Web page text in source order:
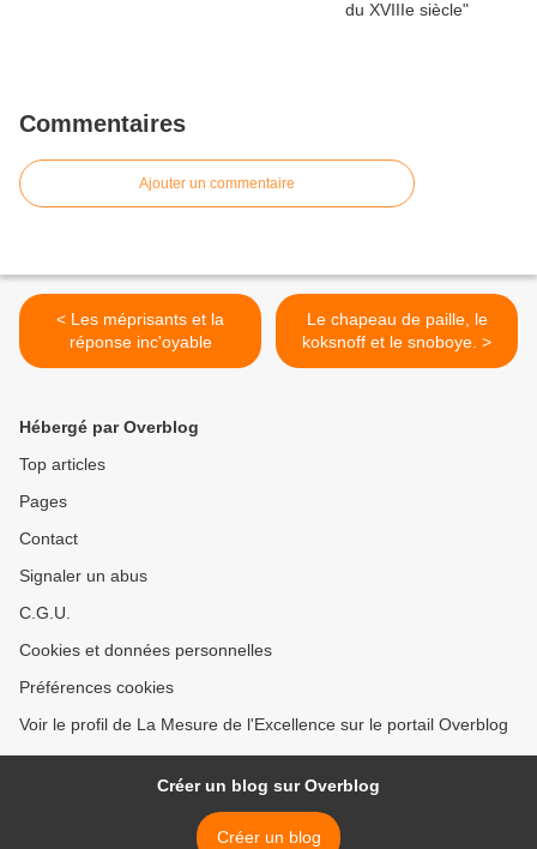
Commentaires
Ajouter un commentaire
< Les méprisants et la
réponse inc'oyable
Le chapeau de paille, le
koksnoff et le snoboye. >
Hébergé par Overblog
Top articles
Pages
Contact
Signaler un abus
C.G.U.
Cookies et données personnelles
Préférences cookies
Voir le profil de La Mesure de l'Excellence sur le portail Overblog
Créer un blog sur Overblog
Créer un blog